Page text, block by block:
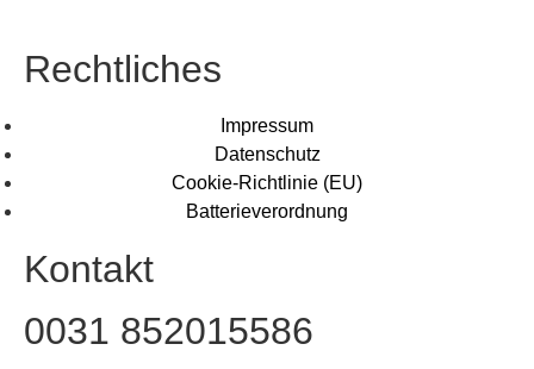
Rechtliches
Impressum
Datenschutz
Cookie-Richtlinie (EU)
Batterieverordnung
Kontakt
0031 852015586